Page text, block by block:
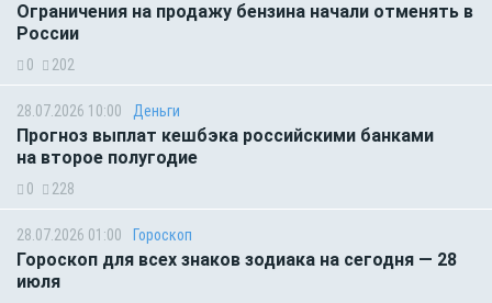
Ограничения на продажу бензина начали отменять в
России
0 202
28.07.2026 10:00 Деньги
Прогноз выплат кешбэка российскими банками
на второе полугодие
0 228
28.07.2026 01:00 Гороскоп
Гороскоп для всех знаков зодиака на сегодня — 28
июля